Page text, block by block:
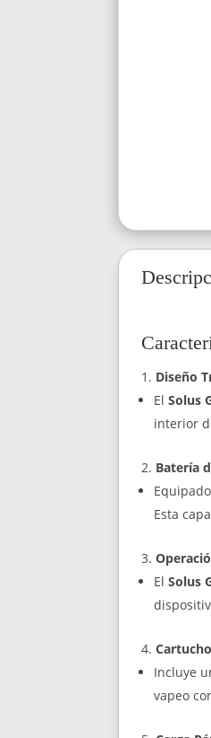
Diseño
El Solus
interior
Batería
Esta
El Solus
Incluye
vapeo